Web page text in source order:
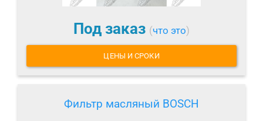
Под заказ (что это)
ЦЕНЫ И СРОКИ
Фильтр масляный BOSCH